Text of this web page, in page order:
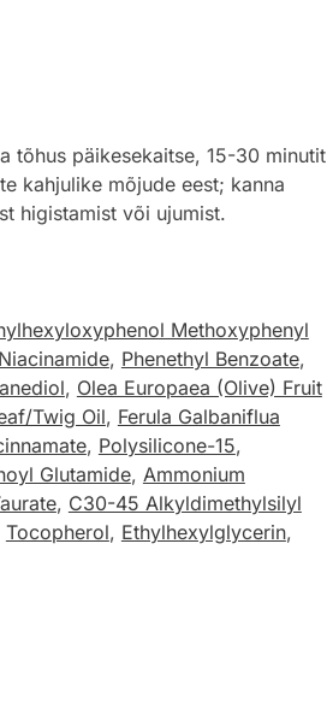
tõhus päikesekaitse, 15-30 minutit
kahjulike mõjude eest; kanna
higistamist või ujumist.
Methoxyphenyl
Niacinamide, Phenethyl Benzoate,
, Olea Europaea (Olive) Fruit
Twig Oil, Ferula Galbaniflua
, Polysilicone-15,
Glutamide, Ammonium
, C30-45 Alkyldimethylsilyl
Tocopherol, Ethylhexylglycerin,